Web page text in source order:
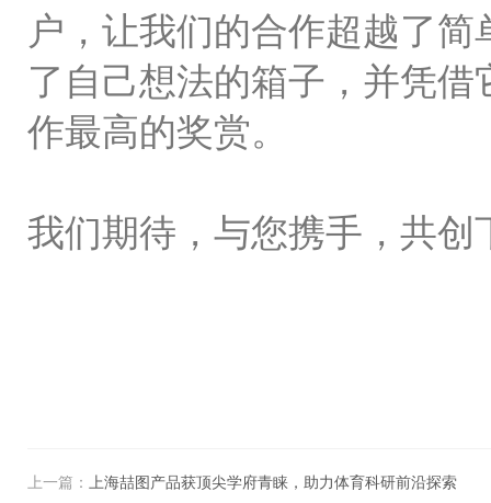
户，让我们的合作超越了
了自己想法的箱子，并凭
作最高的奖赏。
我们期待，与您携手，共创
上一篇： 上海喆图产品获顶尖学府青睐，助力体育科研前沿探索